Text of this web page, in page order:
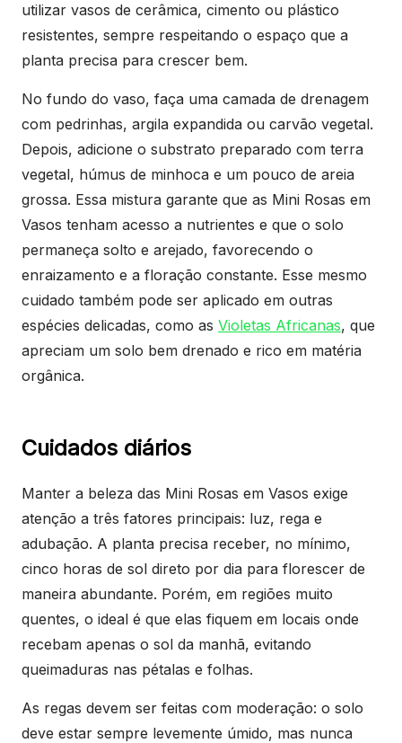
utilizar vasos de cerâmica, cimento ou plástico
resistentes, sempre respeitando o espaço que a
planta precisa para crescer bem.
No fundo do vaso, faça uma camada de drenagem
com pedrinhas, argila expandida ou carvão vegetal.
Depois, adicione o substrato preparado com terra
vegetal, húmus de minhoca e um pouco de areia
grossa. Essa mistura garante que as Mini Rosas em
Vasos tenham acesso a nutrientes e que o solo
permaneça solto e arejado, favorecendo o
enraizamento e a floração constante. Esse mesmo
cuidado também pode ser aplicado em outras
espécies delicadas, como as Violetas Africanas, que
apreciam um solo bem drenado e rico em matéria
orgânica.
Cuidados diários
Manter a beleza das Mini Rosas em Vasos exige
atenção a três fatores principais: luz, rega e
adubação. A planta precisa receber, no mínimo,
cinco horas de sol direto por dia para florescer de
maneira abundante. Porém, em regiões muito
quentes, o ideal é que elas fiquem em locais onde
recebam apenas o sol da manhã, evitando
queimaduras nas pétalas e folhas.
As regas devem ser feitas com moderação: o solo
deve estar sempre levemente úmido, mas nunca